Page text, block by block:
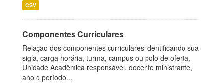
CSV
Componentes Curriculares
Relação dos componentes curriculares identificando sua
sigla, carga horária, turma, campus ou polo de oferta,
Unidade Acadêmica responsável, docente ministrante,
ano e período...